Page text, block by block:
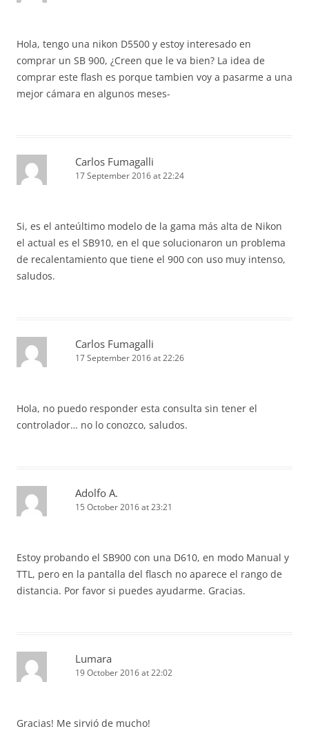
Hola, tengo una nikon D5500 y estoy interesado en
comprar un SB 900, ¿Creen que le va bien? La idea de
comprar este flash es porque tambien voy a pasarme a una
mejor cámara en algunos meses-
Carlos Fumagalli
17 September 2016 at 22:24
Si, es el anteúltimo modelo de la gama más alta de Nikon
el actual es el SB910, en el que solucionaron un problema
de recalentamiento que tiene el 900 con uso muy intenso,
saludos.
Carlos Fumagalli
17 September 2016 at 22:26
Hola, no puedo responder esta consulta sin tener el
controlador… no lo conozco, saludos.
Adolfo A.
15 October 2016 at 23:21
Estoy probando el SB900 con una D610, en modo Manual y
TTL, pero en la pantalla del flasch no aparece el rango de
distancia. Por favor si puedes ayudarme. Gracias.
Lumara
19 October 2016 at 22:02
Gracias! Me sirvió de mucho!